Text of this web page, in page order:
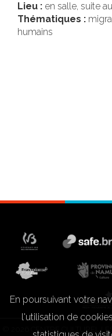
Lieu : en salle, suite
Thématiques :
humains
© 2026 CENTRE CULTUREL
En poursuivant votre
l'utilisation de